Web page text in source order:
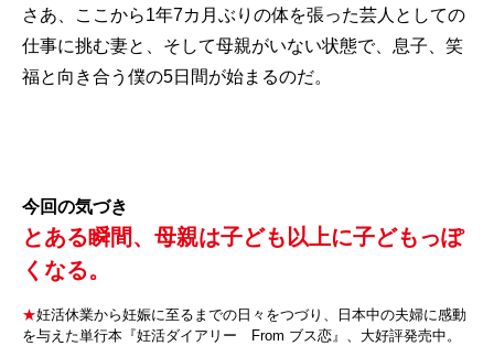
さあ、ここから1年7カ月ぶりの体を張った芸人としての
仕事に挑む妻と、そして母親がいない状態で、息子、笑
福と向き合う僕の5日間が始まるのだ。
今回の気づき
とある瞬間、母親は子ども以上に子どもっぽ
くなる。
★妊活休業から妊娠に至るまでの日々をつづり、日本中の夫婦に感動
を与えた単行本『妊活ダイアリー From ブス恋』、大好評発売中。